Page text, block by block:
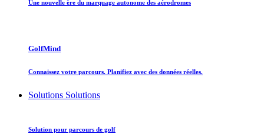
Une nouvelle ère du marquage autonome des aérodromes
GolfMind
Connaissez votre parcours. Planifiez avec des données réelles.
Solutions Solutions
Solution pour parcours de golf